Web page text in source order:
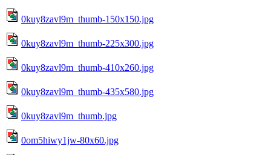
0kuy8zavl9m_thumb-150x150.jpg
0kuy8zavl9m_thumb-225x300.jpg
0kuy8zavl9m_thumb-410x260.jpg
0kuy8zavl9m_thumb-435x580.jpg
0kuy8zavl9m_thumb.jpg
0om5hiwy1jw-80x60.jpg